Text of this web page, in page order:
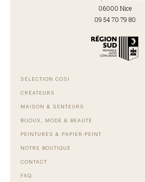
06000 Nice
09 54 70 79 80
SÉLECTION COSI
CRÉATEURS
MAISON & SENTEURS
BIJOUX, MODE & BEAUTÉ
PEINTURES & PAPIER-PEINT
NOTRE BOUTIQUE
CONTACT
FAQ